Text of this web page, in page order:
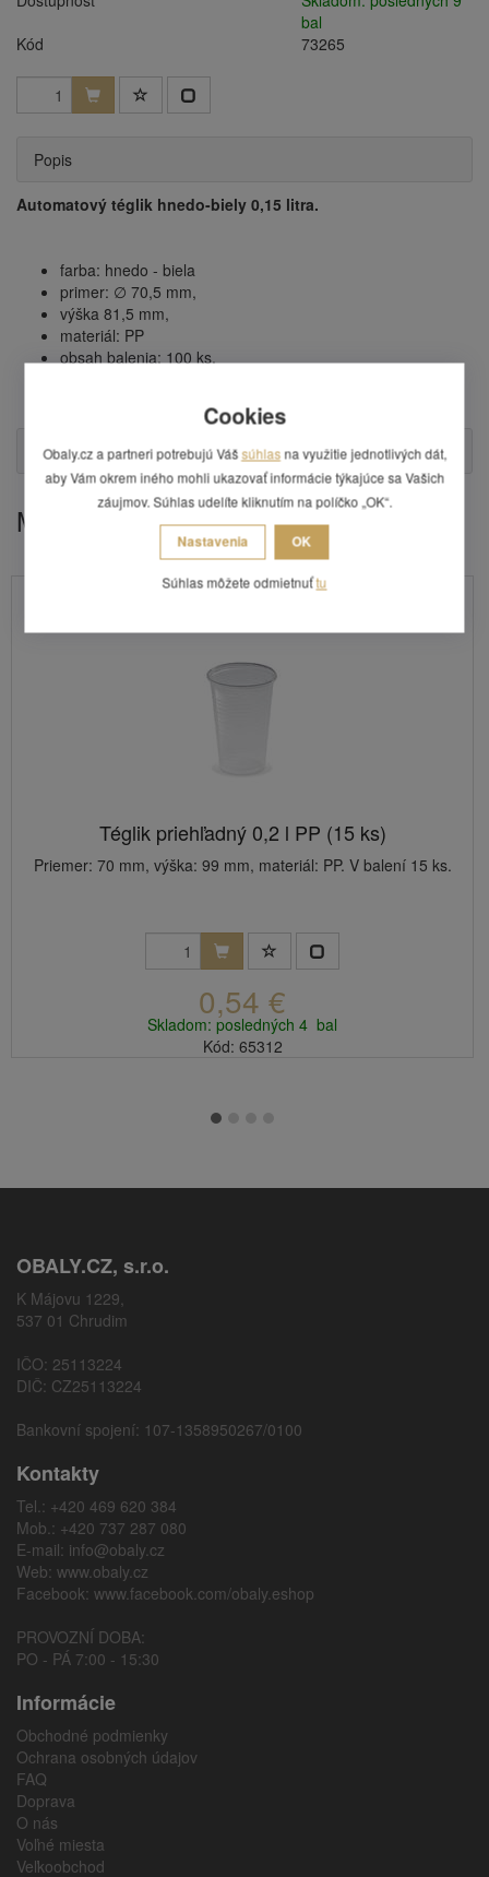
bal
Kód
73265
Popis
Automatový téglik hnedo-biely 0,15 litra.
farba: hnedo - biela
primer: ∅ 70,5 mm,
výška 81,5 mm,
materiál: PP
obsah balenia: 100 ks.
Otázka
Mohlo by Vás zaujímať
Téglik priehľadný 0,2 l PP (15 ks)
Priemer: 70 mm, výška: 99 mm, materiál: PP. V balení 15 ks.
0,54 €
Skladom: posledných 4 bal
Kód: 65312
OBALY.CZ, s.r.o.
K Májovu 1229,
537 01 Chrudim
IČO: 25113224
DIČ: CZ25113224
Bankovní spojení: 107-1358950267/0100
Kontakty
Tel.: +420 469 620 384
Mob.: +420 737 287 080
E-mail: info@obaly.cz
Web: www.obaly.cz
Facebook: www.facebook.com/obaly.eshop
PROVOZNÍ DOBA:
PO - PÁ 7:00 - 15:30
Informácie
Obchodné podmienky
Ochrana osobných údajov
FAQ
Doprava
O nás
Voľné miesta
Veľkoobchod
Cookies
Obaly.cz a partneri potrebujú Vášsúhlas na využitie jednotlivých dát,
aby Vám okrem iného mohli ukazovať informácie týkajúce sa Vašich
záujmov. Súhlas udelíte kliknutím na políčko „OK“.
Nastavenia OK
Súhlas môžete odmietnuťtu